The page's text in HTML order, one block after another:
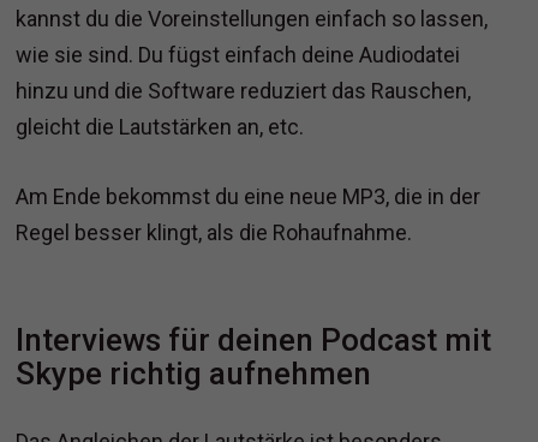
kannst du die Voreinstellungen einfach so lassen,
wie sie sind. Du fügst einfach deine Audiodatei
hinzu und die Software reduziert das Rauschen,
gleicht die Lautstärken an, etc.
Am Ende bekommst du eine neue MP3, die in der
Regel besser klingt, als die Rohaufnahme.
Interviews für deinen Podcast mit
Skype richtig aufnehmen